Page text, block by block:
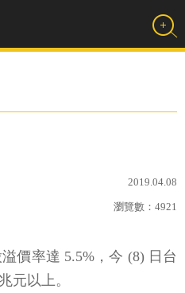
2019.04.08
瀏覽數： 4921
價率達 5.5%，今 (8) 日台
元以上。